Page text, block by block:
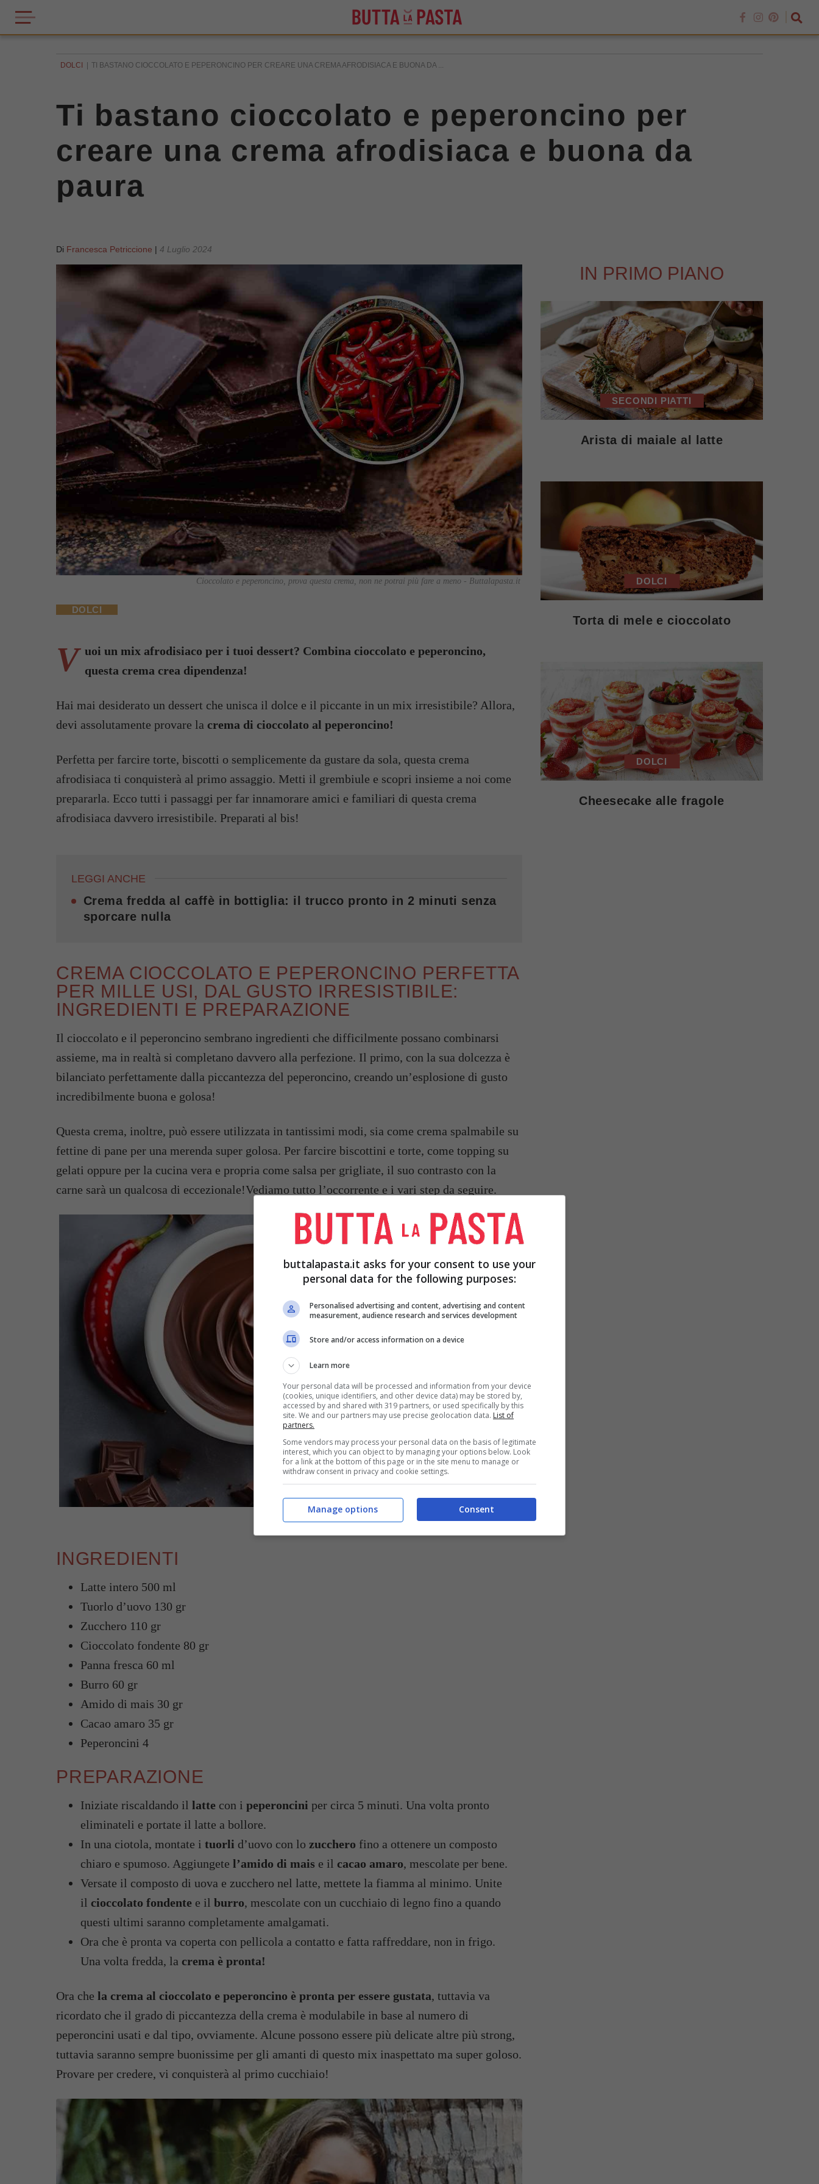
DOLCI TI BASTANO CIOCCOLATO E PEPERONCINO PER CREARE UNA CREMA AFRODISIACA E BUONA DA ...
Ti bastano cioccolato e peperoncino per
creare una crema afrodisiaca e buona da
paura
Di Francesca Petriccione | 4 Luglio 2024
Cioccolato e peperoncino, prova questa crema, non ne potrai più fare a meno - Buttalapasta.it
DOLCI
V uoi un mix afrodisiaco per i tuoi dessert? Combina cioccolato e peperoncino,
questa crema crea dipendenza!
Hai mai desiderato un dessert che unisca il dolce e il piccante in un mix irresistibile? Allora,
devi assolutamente provare la crema di cioccolato al peperoncino!
Perfetta per farcire torte, biscotti o semplicemente da gustare da sola, questa crema
afrodisiaca ti conquisterà al primo assaggio. Metti il grembiule e scopri insieme a noi come
prepararla. Ecco tutti i passaggi per far innamorare amici e familiari di questa crema
afrodisiaca davvero irresistibile. Preparati al bis!
LEGGI ANCHE
Crema fredda al caffè in bottiglia: il trucco pronto in 2 minuti senza
sporcare nulla
CREMA CIOCCOLATO E PEPERONCINO PERFETTA
PER MILLE USI, DAL GUSTO IRRESISTIBILE:
INGREDIENTI E PREPARAZIONE
Il cioccolato e il peperoncino sembrano ingredienti che difficilmente possano combinarsi
assieme, ma in realtà si completano davvero alla perfezione. Il primo, con la sua dolcezza è
bilanciato perfettamente dalla piccantezza del peperoncino, creando un’esplosione di gusto
incredibilmente buona e golosa!
Questa crema, inoltre, può essere utilizzata in tantissimi modi, sia come crema spalmabile su
fettine di pane per una merenda super golosa. Per farcire biscottini e torte, come topping su
gelati oppure per la cucina vera e propria come salsa per grigliate, il suo contrasto con la
carne sarà un qualcosa di eccezionale!Vediamo tutto l’occorrente e i vari step da seguire.
Un mix afrodisiaco che conquista – Buttalapasta.it
INGREDIENTI
Latte intero 500 ml
Tuorlo d’uovo 130 gr
Zucchero 110 gr
Cioccolato fondente 80 gr
Panna fresca 60 ml
Burro 60 gr
Amido di mais 30 gr
Cacao amaro 35 gr
Peperoncini 4
PREPARAZIONE
Iniziate riscaldando il latte con i peperoncini per circa 5 minuti. Una volta pronto
eliminateli e portate il latte a bollore.
In una ciotola, montate i tuorli d’uovo con lo zucchero fino a ottenere un composto
chiaro e spumoso. Aggiungete l’amido di mais e il cacao amaro, mescolate per bene.
Versate il composto di uova e zucchero nel latte, mettete la fiamma al minimo. Unite
il cioccolato fondente e il burro, mescolate con un cucchiaio di legno fino a quando
questi ultimi saranno completamente amalgamati.
Ora che è pronta va coperta con pellicola a contatto e fatta raffreddare, non in frigo.
Una volta fredda, la crema è pronta!
Ora che la crema al cioccolato e peperoncino è pronta per essere gustata, tuttavia va
ricordato che il grado di piccantezza della crema è modulabile in base al numero di
peperoncini usati e dal tipo, ovviamente. Alcune possono essere più delicate altre più strong,
tuttavia saranno sempre buonissime per gli amanti di questo mix inaspettato ma super goloso.
Provare per credere, vi conquisterà al primo cucchiaio!
IN PRIMO PIANO
SECONDI PIATTI
Arista di maiale al latte
DOLCI
Torta di mele e cioccolato
DOLCI
Cheesecake alle fragole
buttalapasta.it asks for your consent to use your
personal data for the following purposes:
Personalised advertising and content, advertising and content
measurement, audience research and services development
Store and/or access information on a device
Learn more
Your personal data will be processed and information from your device
(cookies, unique identifiers, and other device data) may be stored by,
accessed by and shared with 319 partners, or used specifically by this
site. We and our partners may use precise geolocation data. List of
partners.
Some vendors may process your personal data on the basis of legitimate
interest, which you can object to by managing your options below. Look
for a link at the bottom of this page or in the site menu to manage or
withdraw consent in privacy and cookie settings.
Consent
Manage options